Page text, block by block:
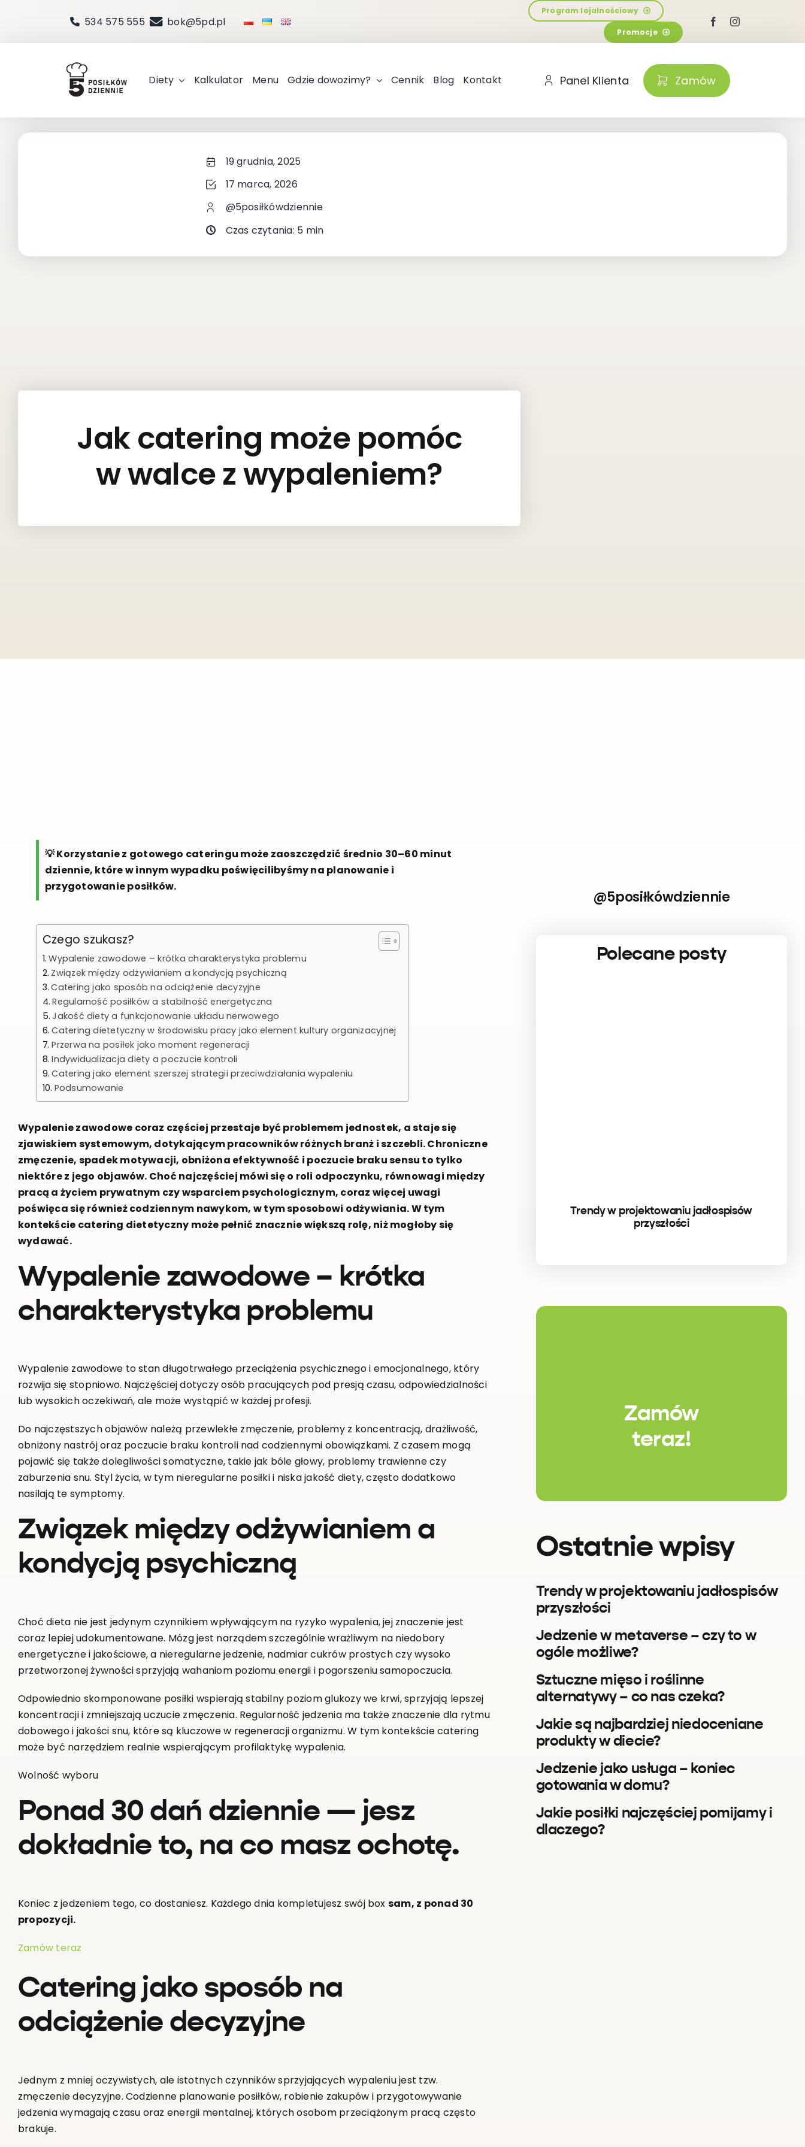
zawartości
534 575 555 bok@5pd.pl
Program lojalnościowy
Promocje
Diety Kalkulator Menu Gdzie dowozimy? Cennik Blog Kontakt Panel Klienta Zamów
19 grudnia, 2025
17 marca, 2026
@5posiłkówdziennie
Czas czytania: 5 min
Jak catering może pomóc
w walce z wypaleniem?
@5posiłkówdziennie
Polecane posty
Trendy w projektowaniu jadłospisów
przyszłości
💡 Korzystanie z gotowego cateringu może zaoszczędzić średnio 30–60 minut
dziennie, które w innym wypadku poświęcilibyśmy na planowanie i
przygotowanie posiłków.
Czego szukasz?
Wypalenie zawodowe – krótka charakterystyka problemu
Związek między odżywianiem a kondycją psychiczną
Catering jako sposób na odciążenie decyzyjne
Regularność posiłków a stabilność energetyczna
Jakość diety a funkcjonowanie układu nerwowego
Catering dietetyczny w środowisku pracy jako element kultury organizacyjnej
Przerwa na posiłek jako moment regeneracji
Indywidualizacja diety a poczucie kontroli
Catering jako element szerszej strategii przeciwdziałania wypaleniu
Podsumowanie
Wypalenie zawodowe coraz częściej przestaje być problemem jednostek, a staje się
zjawiskiem systemowym, dotykającym pracowników różnych branż i szczebli. Chroniczne
zmęczenie, spadek motywacji, obniżona efektywność i poczucie braku sensu to tylko
niektóre z jego objawów. Choć najczęściej mówi się o roli odpoczynku, równowagi między
pracą a życiem prywatnym czy wsparciem psychologicznym, coraz więcej uwagi
poświęca się również codziennym nawykom, w tym sposobowi odżywiania. W tym
kontekście catering dietetyczny może pełnić znacznie większą rolę, niż mogłoby się
wydawać.
Wypalenie zawodowe – krótka
charakterystyka problemu
Wypalenie zawodowe to stan długotrwałego przeciążenia psychicznego i emocjonalnego, który
rozwija się stopniowo. Najczęściej dotyczy osób pracujących pod presją czasu, odpowiedzialności
lub wysokich oczekiwań, ale może wystąpić w każdej profesji.
Do najczęstszych objawów należą przewlekłe zmęczenie, problemy z koncentracją, drażliwość,
obniżony nastrój oraz poczucie braku kontroli nad codziennymi obowiązkami. Z czasem mogą
pojawić się także dolegliwości somatyczne, takie jak bóle głowy, problemy trawienne czy
zaburzenia snu. Styl życia, w tym nieregularne posiłki i niska jakość diety, często dodatkowo
nasilają te symptomy.
Związek między odżywianiem a
kondycją psychiczną
Choć dieta nie jest jedynym czynnikiem wpływającym na ryzyko wypalenia, jej znaczenie jest
coraz lepiej udokumentowane. Mózg jest narządem szczególnie wrażliwym na niedobory
energetyczne i jakościowe, a nieregularne jedzenie, nadmiar cukrów prostych czy wysoko
przetworzonej żywności sprzyjają wahaniom poziomu energii i pogorszeniu samopoczucia.
Odpowiednio skomponowane posiłki wspierają stabilny poziom glukozy we krwi, sprzyjają lepszej
koncentracji i zmniejszają uczucie zmęczenia. Regularność jedzenia ma także znaczenie dla rytmu
dobowego i jakości snu, które są kluczowe w regeneracji organizmu. W tym kontekście catering
może być narzędziem realnie wspierającym profilaktykę wypalenia.
Wolność wyboru
Ponad 30 dań dziennie — jesz
dokładnie to, na co masz ochotę.
Koniec z jedzeniem tego, co dostaniesz. Każdego dnia kompletujesz swój box sam, z ponad 30
propozycji.
Zamów teraz
Catering jako sposób na
odciążenie decyzyjne
Jednym z mniej oczywistych, ale istotnych czynników sprzyjających wypaleniu jest tzw.
zmęczenie decyzyjne. Codzienne planowanie posiłków, robienie zakupów i przygotowywanie
jedzenia wymagają czasu oraz energii mentalnej, których osobom przeciążonym pracą często
brakuje.
Zamów
teraz!
Ostatnie wpisy
Trendy w projektowaniu jadłospisów
przyszłości
Jedzenie w metaverse – czy to w
ogóle możliwe?
Sztuczne mięso i roślinne
alternatywy – co nas czeka?
Jakie są najbardziej niedoceniane
produkty w diecie?
Jedzenie jako usługa – koniec
gotowania w domu?
Jakie posiłki najczęściej pomijamy i
dlaczego?